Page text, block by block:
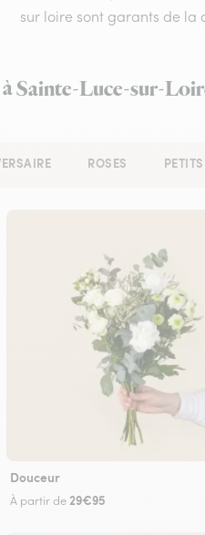
sur loire sont garants de la
Sainte-Luce-sur-
ROSES
Douceur
À partir de 29€95